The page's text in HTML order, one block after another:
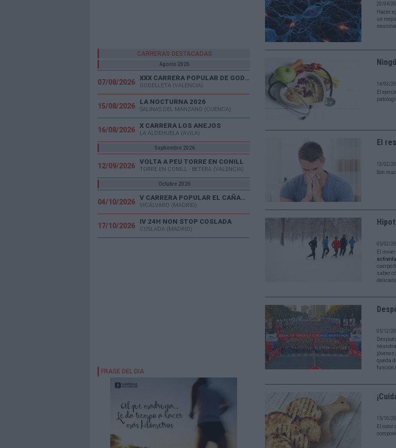
CARRERAS DESTACADAS
Agosto 2026
07/08/2026
XXX CARRERA POPULAR DE GODELLETA
GODELLETA (VALENCIA)
15/08/2026
LA NOCTURNA 2026
SALINAS DEL MANZANO (CUENCA)
16/08/2026
X CARRERA LOS ANEJOS
LA ALDEHUELA (AVILA)
Septiembre 2026
12/09/2026
VOLTA A PEU TORRE EN CONILL
TORRE EN CONILL - BETERA (VALENCIA)
Octubre 2026
04/10/2026
V CARRERA POPULAR EL CAÑAVERAL
VICÁLVARO (MADRID)
17/10/2026
IV 24H NON STOP COSLADA
COSLADA (MADRID)
20/04/
Hacer
un
14/03/
El
El
13/02/
Son
05/02/
El
cuerpo
saber
05/12/
queda
función
15/10/
El